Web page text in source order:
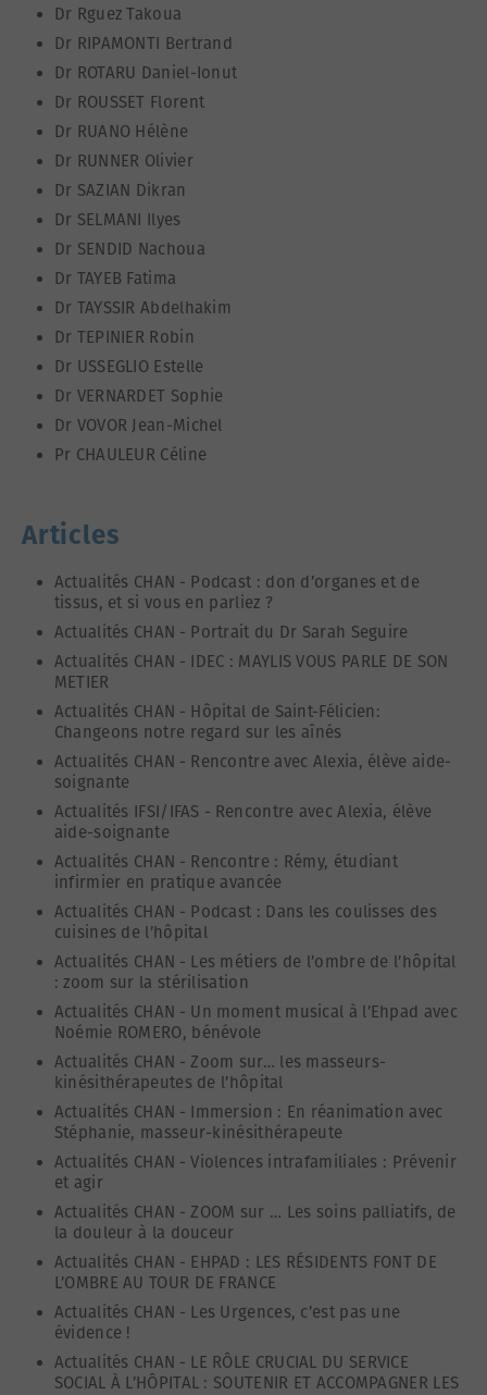
Dr Rguez Takoua
Dr RIPAMONTI Bertrand
Dr ROTARU Daniel-Ionut
Dr ROUSSET Florent
Dr RUANO Hélène
Dr RUNNER Olivier
Dr SAZIAN Dikran
Dr SELMANI Ilyes
Dr SENDID Nachoua
Dr TAYEB Fatima
Dr TAYSSIR Abdelhakim
Dr TEPINIER Robin
Dr USSEGLIO Estelle
Dr VERNARDET Sophie
Dr VOVOR Jean-Michel
Pr CHAULEUR Céline
Articles
Actualités CHAN - Podcast : don d’organes et de
tissus, et si vous en parliez ?
Actualités CHAN - Portrait du Dr Sarah Seguire
Actualités CHAN - IDEC : MAYLIS VOUS PARLE DE SON
METIER
Actualités CHAN - Hôpital de Saint-Félicien:
Changeons notre regard sur les aînés
Actualités CHAN - Rencontre avec Alexia, élève aide-
soignante
Actualités IFSI/IFAS - Rencontre avec Alexia, élève
aide-soignante
Actualités CHAN - Rencontre : Rémy, étudiant
infirmier en pratique avancée
Actualités CHAN - Podcast : Dans les coulisses des
cuisines de l’hôpital
Actualités CHAN - Les métiers de l’ombre de l’hôpital
: zoom sur la stérilisation
Actualités CHAN - Un moment musical à l’Ehpad avec
Noémie ROMERO, bénévole
Actualités CHAN -Zoom sur… les masseurs-
kinésithérapeutes de l’hôpital
Actualités CHAN - Immersion : En réanimation avec
Stéphanie, masseur-kinésithérapeute
Actualités CHAN -Violences intrafamiliales : Prévenir
et agir
Actualités CHAN -ZOOM sur … Les soins palliatifs, de
la douleur à la douceur
Actualités CHAN - EHPAD : LES RÉSIDENTS FONT DE
L’OMBRE AU TOUR DE FRANCE
Actualités CHAN - Les Urgences, c’est pas une
évidence !
Actualités CHAN - LE RÔLE CRUCIAL DU SERVICE
SOCIAL À L’HÔPITAL : SOUTENIR ET ACCOMPAGNER LES